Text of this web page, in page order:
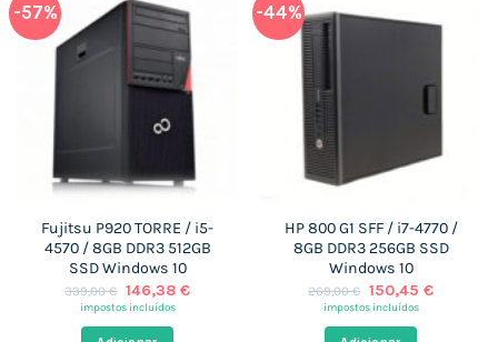
-57%
Fujitsu P920 TORRE / i5-
4570 / 8GB DDR3 512GB
SSD Windows 10
339,00€ O
preço
era:
146,38 €O
impostos incluídos
-44%
HP 800 G1 SFF / i7-4770 /
8GB DDR3 256GB SSD
Windows 10
269,00€ O
preço
era:
150,45 €O
impostos incluídos